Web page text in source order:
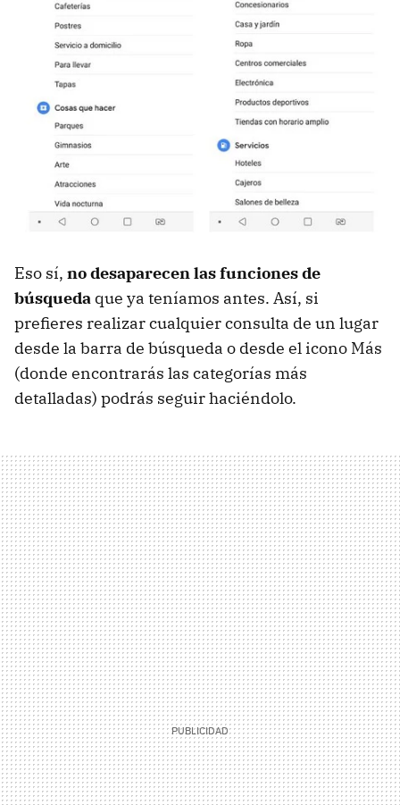
Eso sí, no desaparecen las funciones de
búsqueda que ya teníamos antes. Así, si
prefieres realizar cualquier consulta de un lugar
desde la barra de búsqueda o desde el icono Más
(donde encontrarás las categorías más
detalladas) podrás seguir haciéndolo.